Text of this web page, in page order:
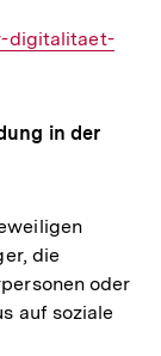
digitalitaet-
in der
die
oder
auf soziale